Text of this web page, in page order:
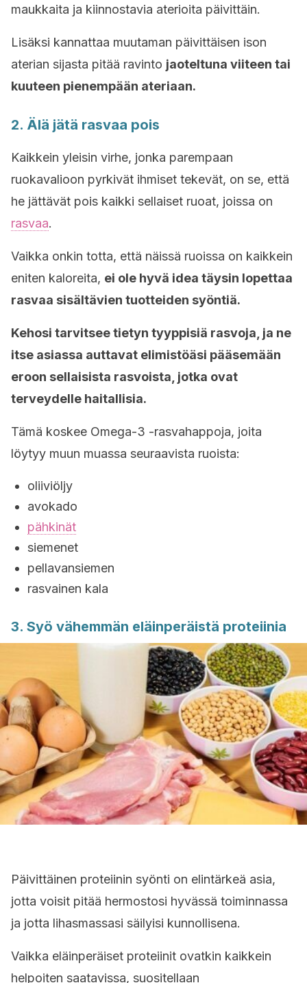
maukkaita ja kiinnostavia aterioita päivittäin.
Lisäksi kannattaa muutaman päivittäisen ison
aterian sijasta pitää ravinto jaoteltuna viiteen tai
kuuteen pienempään ateriaan.
2. Älä jätä rasvaa pois
Kaikkein yleisin virhe, jonka parempaan
ruokavalioon pyrkivät ihmiset tekevät, on se, että
he jättävät pois kaikki sellaiset ruoat, joissa on
rasvaa.
Vaikka onkin totta, että näissä ruoissa on kaikkein
eniten kaloreita, ei ole hyvä idea täysin lopettaa
rasvaa sisältävien tuotteiden syöntiä.
Kehosi tarvitsee tietyn tyyppisiä rasvoja, ja ne
itse asiassa auttavat elimistöäsi pääsemään
eroon sellaisista rasvoista, jotka ovat
terveydelle haitallisia.
Tämä koskee Omega-3 -rasvahappoja, joita
löytyy muun muassa seuraavista ruoista:
oliiviöljy
avokado
pähkinät
siemenet
pellavansiemen
rasvainen kala
3. Syö vähemmän eläinperäistä proteiinia
Päivittäinen proteiinin syönti on elintärkeä asia,
jotta voisit pitää hermostosi hyvässä toiminnassa
ja jotta lihasmassasi säilyisi kunnollisena.
Vaikka eläinperäiset proteiinit ovatkin kaikkein
helpoiten saatavissa, suositellaan